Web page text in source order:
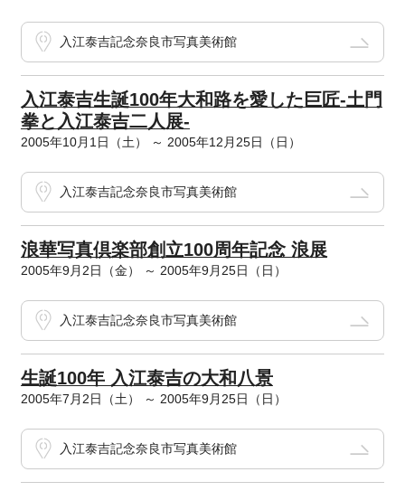
入江泰吉記念奈良市写真美術館
入江泰吉生誕100年大和路を愛した巨匠-土門
拳と入江泰吉二人展-
2005年10月1日（土） ～ 2005年12月25日（日）
入江泰吉記念奈良市写真美術館
浪華写真倶楽部創立100周年記念 浪展
2005年9月2日（金） ～ 2005年9月25日（日）
入江泰吉記念奈良市写真美術館
生誕100年 入江泰吉の大和八景
2005年7月2日（土） ～ 2005年9月25日（日）
入江泰吉記念奈良市写真美術館